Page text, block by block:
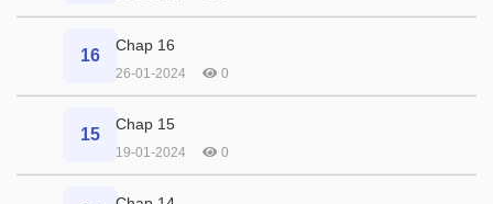
16
Chap 16
26-01-2024 0
15
Chap 15
19-01-2024 0